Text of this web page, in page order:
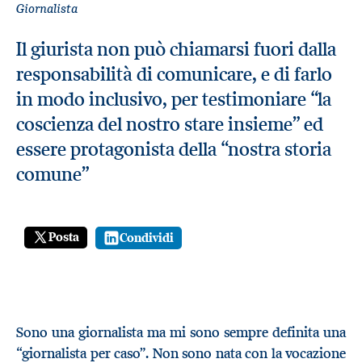
Giornalista
Il giurista non può chiamarsi fuori dalla
responsabilità di comunicare, e di farlo
in modo inclusivo, per testimoniare “la
coscienza del nostro stare insieme” ed
essere protagonista della “nostra storia
comune”
Posta Condividi
Sono una giornalista ma mi sono sempre definita una
“giornalista per caso”. Non sono nata con la vocazione